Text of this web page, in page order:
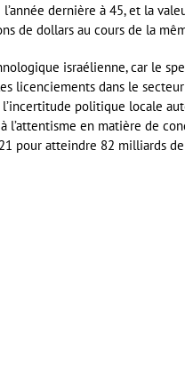
dernière à 45, et la
de dollars au cours de la
israélienne, car le
licenciements dans le
politique locale
en matière de
pour atteindre 82 milliards